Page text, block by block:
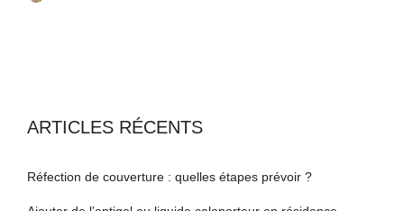
ARTICLES RÉCENTS
Réfection de couverture : quelles étapes prévoir ?